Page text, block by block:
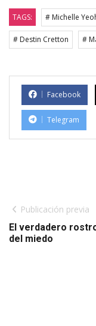
TAGS: # Michelle
# Destin Cretton #
Facebook
Telegram
Publicación previa
El verdadero
del miedo